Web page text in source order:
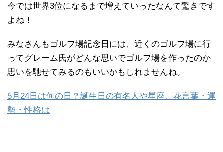
今では世界3位になるまで増えていったなんて驚きです
よね！
みなさんもゴルフ場記念日には、近くのゴルフ場に行
ってグレーム氏がどんな思いでゴルフ場を作ったのか
思いを馳せてみるのもいいかもしれませんね。
5月24日は何の日？誕生日の有名人や星座、花言葉・運
勢・性格は